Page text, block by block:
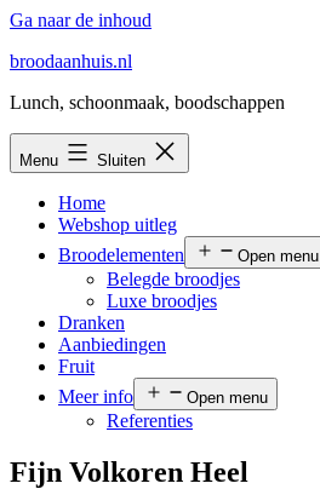
Ga naar de inhoud
broodaanhuis.nl
Lunch, schoonmaak, boodschappen
Menu Sluiten
Home
Webshop uitleg
Broodelementen
Open menu
Belegde broodjes
Luxe broodjes
Dranken
Aanbiedingen
Fruit
Meer info
Open menu
Referenties
Fijn Volkoren Heel